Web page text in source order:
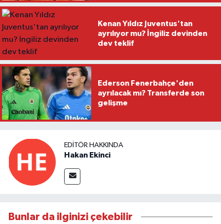
Kenan Yıldız Juventus'tan
ayrılıyor mu? İngiliz devinden
dev teklif
Ederson Fenerbahçe'den
ayrılacak mı? Transferde son
gelişme
EDITÖR HAKKINDA
Hakan Ekinci
Bunlar da ilginizi çekebilir